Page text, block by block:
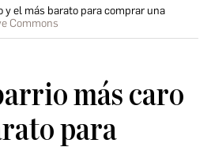
y el más barato para comprar una
Commons
más caro
para